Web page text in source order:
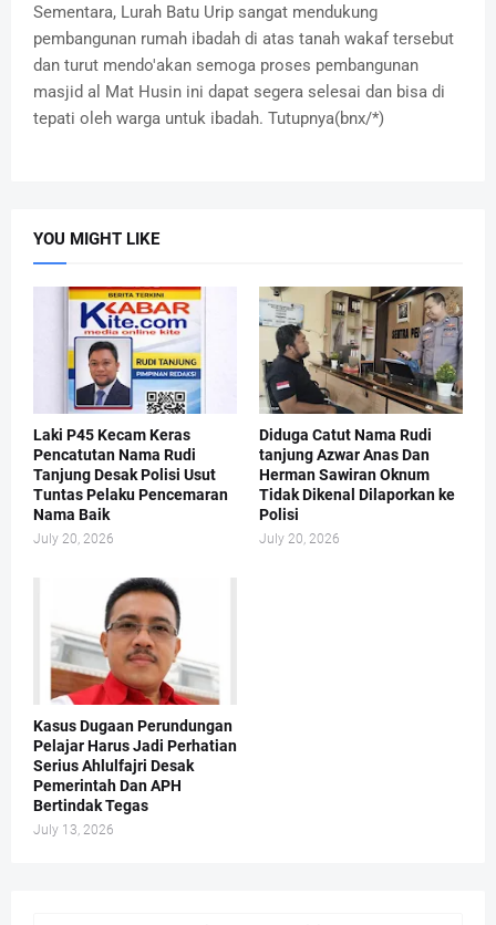
Sementara, Lurah Batu Urip sangat mendukung
pembangunan rumah ibadah di atas tanah wakaf tersebut
dan turut mendo'akan semoga proses pembangunan
masjid al Mat Husin ini dapat segera selesai dan bisa di
tepati oleh warga untuk ibadah. Tutupnya(bnx/*)
YOU MIGHT LIKE
Laki P45 Kecam Keras
Pencatutan Nama Rudi
Tanjung Desak Polisi Usut
Tuntas Pelaku Pencemaran
Nama Baik
July 20, 2026
Diduga Catut Nama Rudi
tanjung Azwar Anas Dan
Herman Sawiran Oknum
Tidak Dikenal Dilaporkan ke
Polisi
July 20, 2026
Kasus Dugaan Perundungan
Pelajar Harus Jadi Perhatian
Serius Ahlulfajri Desak
Pemerintah Dan APH
Bertindak Tegas
July 13, 2026